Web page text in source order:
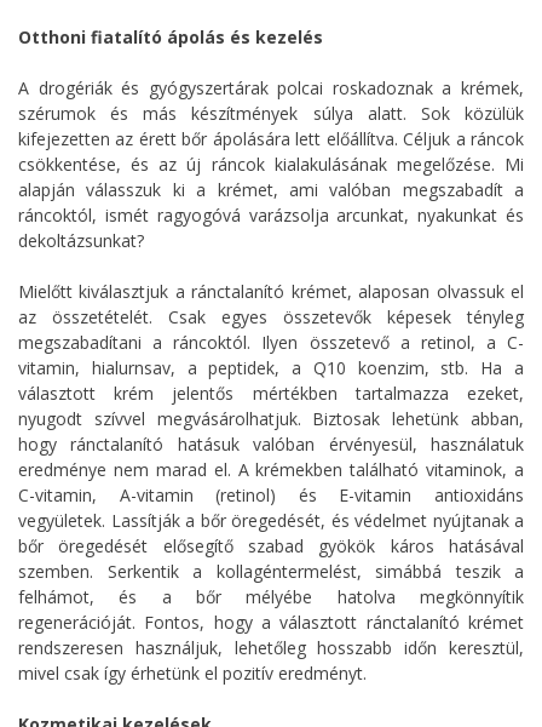
Otthoni fiatalító ápolás és kezelés
A drogériák és gyógyszertárak polcai roskadoznak a krémek,
szérumok és más készítmények súlya alatt. Sok közülük
kifejezetten az érett bőr ápolására lett előállítva. Céljuk a ráncok
csökkentése, és az új ráncok kialakulásának megelőzése. Mi
alapján válasszuk ki a krémet, ami valóban megszabadít a
ráncoktól, ismét ragyogóvá varázsolja arcunkat, nyakunkat és
dekoltázsunkat?
Mielőtt kiválasztjuk a ránctalanító krémet, alaposan olvassuk el
az összetételét. Csak egyes összetevők képesek tényleg
megszabadítani a ráncoktól. Ilyen összetevő a retinol, a C-
vitamin, hialurnsav, a peptidek, a Q10 koenzim, stb. Ha a
választott krém jelentős mértékben tartalmazza ezeket,
nyugodt szívvel megvásárolhatjuk. Biztosak lehetünk abban,
hogy ránctalanító hatásuk valóban érvényesül, használatuk
eredménye nem marad el. A krémekben található vitaminok, a
C-vitamin, A-vitamin (retinol) és E-vitamin antioxidáns
vegyületek. Lassítják a bőr öregedését, és védelmet nyújtanak a
bőr öregedését elősegítő szabad gyökök káros hatásával
szemben. Serkentik a kollagéntermelést, simábbá teszik a
felhámot, és a bőr mélyébe hatolva megkönnyítik
regenerációját. Fontos, hogy a választott ránctalanító krémet
rendszeresen használjuk, lehetőleg hosszabb időn keresztül,
mivel csak így érhetünk el pozitív eredményt.